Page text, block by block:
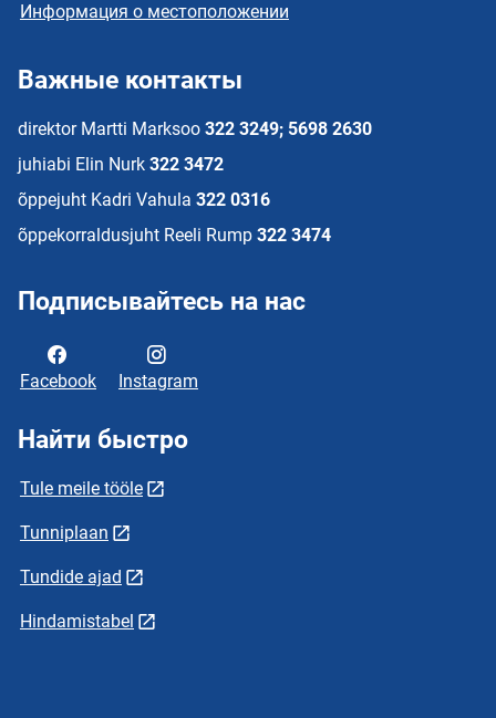
Информация о местоположении
Важные контакты
direktor Martti Marksoo 322 3249; 5698 2630
juhiabi Elin Nurk 322 3472
õppejuht Kadri Vahula 322 0316
õppekorraldusjuht Reeli Rump 322 3474
Подписывайтесь на нас
Facebook Instagram
Найти быстро
Tule meile tööle
Tunniplaan
Tundide ajad
Hindamistabel